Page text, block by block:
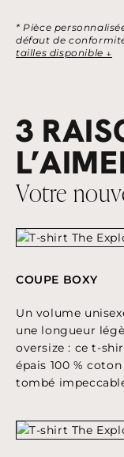
* Pièce
défaut de
tailles disponible ↓
3
Votre
COUPE BOXY
Un volume
une longueur
oversize : ce t-
épais 100 %
tombé